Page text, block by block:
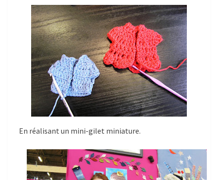
En réalisant un mini-gilet miniature.